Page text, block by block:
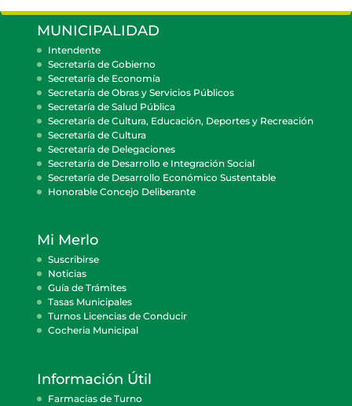
MUNICIPALIDAD
Intendente
Secretaría de Gobierno
Secretaría de Economía
Secretaría de Obras y Servicios Públicos
Secretaría de Salud Pública
Secretaría de Cultura, Educación, Deportes y Recreación
Secretaría de Cultura
Secretaría de Delegaciones
Secretaría de Desarrollo e Integración Social
Secretaría de Desarrollo Económico Sustentable
Honorable Concejo Deliberante
Mi Merlo
Suscribirse
Noticias
Guía de Trámites
Tasas Municipales
Turnos Licencias de Conducir
Cocheria Municipal
Información Útil
Farmacias de Turno